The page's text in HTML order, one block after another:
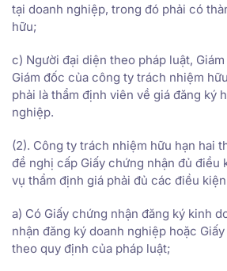
tại doanh nghiệp, trong đó phải có
hữu;
c) Người đại diện theo pháp luật,
Giám đốc của công ty trách nhiệm
phải là thẩm định viên về giá đăng ký
nghiệp.
(2). Công ty trách nhiệm hữu hạn hai
đề nghị cấp Giấy chứng nhận đủ điều
vụ thẩm định giá phải đủ các điều
a) Có Giấy chứng nhận đăng ký kinh
nhận đăng ký doanh nghiệp hoặc
theo quy định của pháp luật;